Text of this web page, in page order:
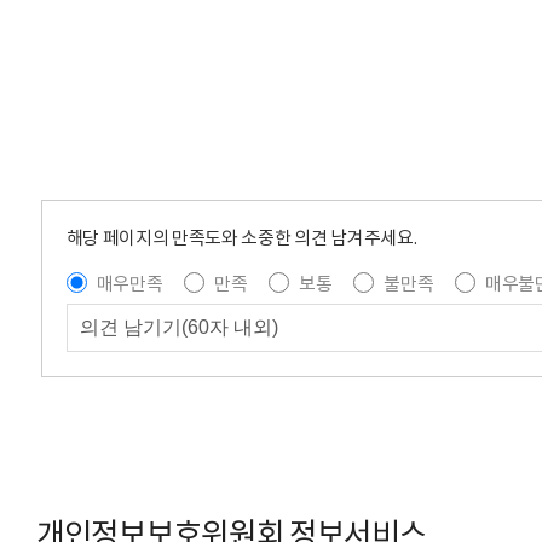
해당 페이지의 만족도와 소중한 의견 남겨주세요.
매우만족
만족 보통 불만족
매우불